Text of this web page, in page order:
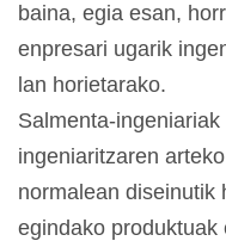
baina, egia esan,
enpresari ugarik
lan horietarako.
Salmenta-
ingeniaritzaren
normalean diseinutik
egindako produktuak